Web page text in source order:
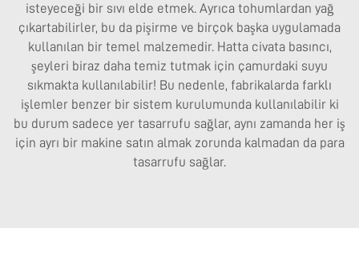
isteyeceği bir sıvı elde etmek. Ayrıca tohumlardan yağ
çıkartabilirler, bu da pişirme ve birçok başka uygulamada
kullanılan bir temel malzemedir. Hatta civata basıncı,
şeyleri biraz daha temiz tutmak için çamurdaki suyu
sıkmakta kullanılabilir! Bu nedenle, fabrikalarda farklı
işlemler benzer bir sistem kurulumunda kullanılabilir ki
bu durum sadece yer tasarrufu sağlar, aynı zamanda her iş
için ayrı bir makine satın almak zorunda kalmadan da para
tasarrufu sağlar.